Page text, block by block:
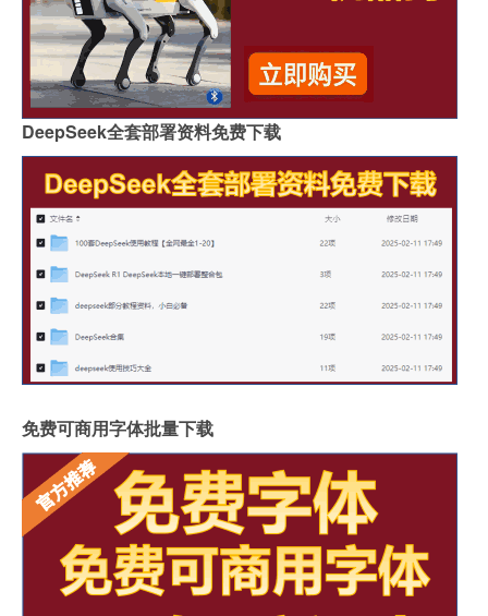
DeepSeek全套部署资料免费下载
免费可商用字体批量下载